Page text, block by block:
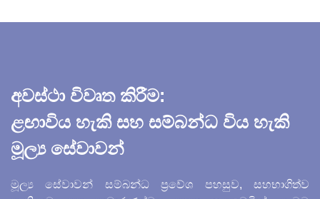
අවස්ථා විවෘත කිරීම:
ළඟාවිය හැකි සහ සම්බන්ධ විය හැකි
මූල්‍ය සේවාවන්
මූල්‍ය සේවාවන් සම්බන්ධ ප්‍රවේශ පහසුව, සහභාගිත්ව